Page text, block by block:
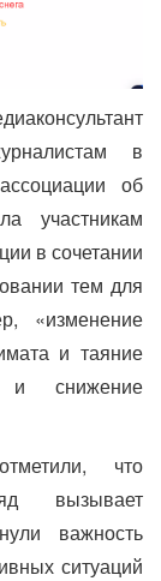
в
об
участникам
в сочетании
тем для
«изменение
и таяние
и снижение
что
вызывает
важность
ситуаций